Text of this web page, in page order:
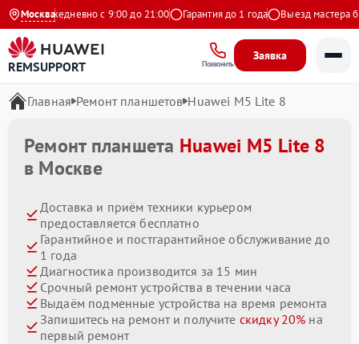
Москва
Ежедневно с 9:00 до 21:00 Гарантия до 1 года Выезд мастера
REMSUPPORT Позвонить
Заявка
Главная Ремонт планшетов Huawei M5 Lite 8
Ремонт планшета Huawei M5 Lite 8
в Москве
Доставка и приём техники курьером
предоставляется бесплатно
Гарантийное и постгарантийное обслуживание до
1 года
Диагностика производится за 15 мин
Срочный ремонт устройства в течении часа
Выдаём подменные устройства на время ремонта
Запишитесь на ремонт и получите скидку 20% на
первый ремонт